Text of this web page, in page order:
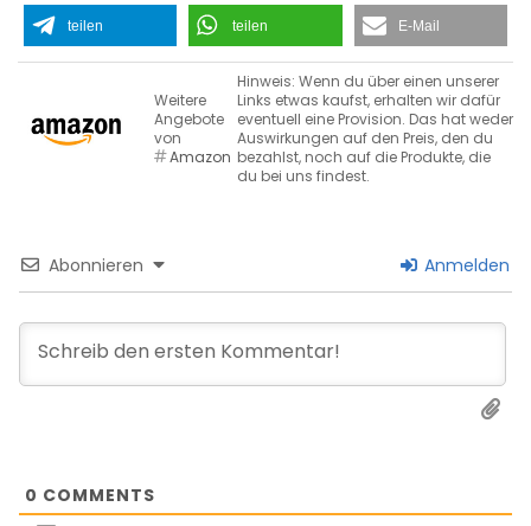
teilen teilen E-Mail
Weitere
Angebote
von
Amazon
Hinweis: Wenn du über einen unserer
Links etwas kaufst, erhalten wir dafür
eventuell eine Provision. Das hat weder
Auswirkungen auf den Preis, den du
bezahlst, noch auf die Produkte, die
du bei uns findest.
Abonnieren Anmelden
0 COMMENTS